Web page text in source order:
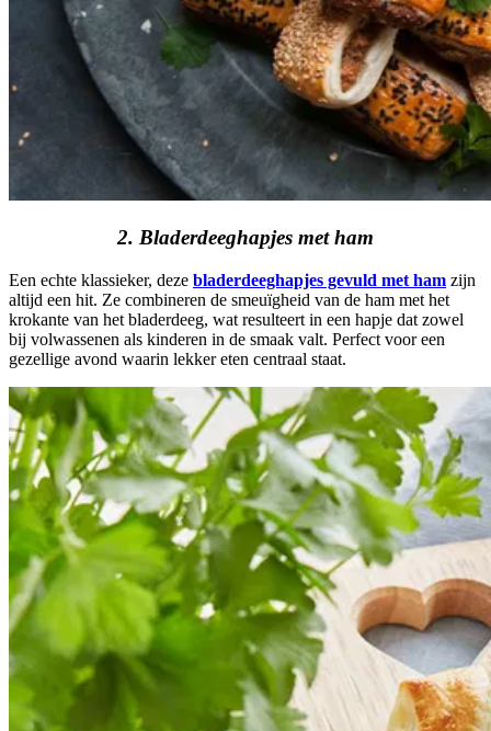
2. Bladerdeeghapjes met ham
Een echte klassieker, deze bladerdeeghapjes gevuld met ham zijn
altijd een hit. Ze combineren de smeuïgheid van de ham met het
krokante van het bladerdeeg, wat resulteert in een hapje dat zowel
bij volwassenen als kinderen in de smaak valt. Perfect voor een
gezellige avond waarin lekker eten centraal staat.